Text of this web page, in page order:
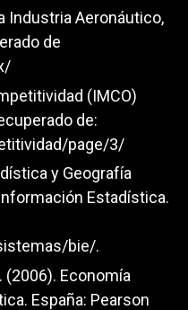
Industria Aeronáutico,
de
(IMCO)
de:
page/3/
y Geografía
Estadística.
bie/.
(2006). Economía
España: Pearson